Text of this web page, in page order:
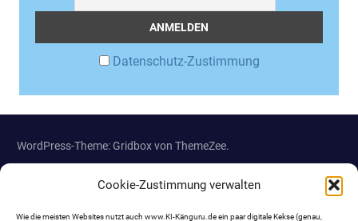
Cookie-Zustimmung verwalten
Wie die meisten Websites nutzt auch www.KI-Känguru.de ein paar digitale Kekse (genau,
Datenschutz-Zustimmung
WordPress-Theme: Gridbox von ThemeZee.